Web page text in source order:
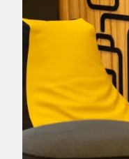
em dólar